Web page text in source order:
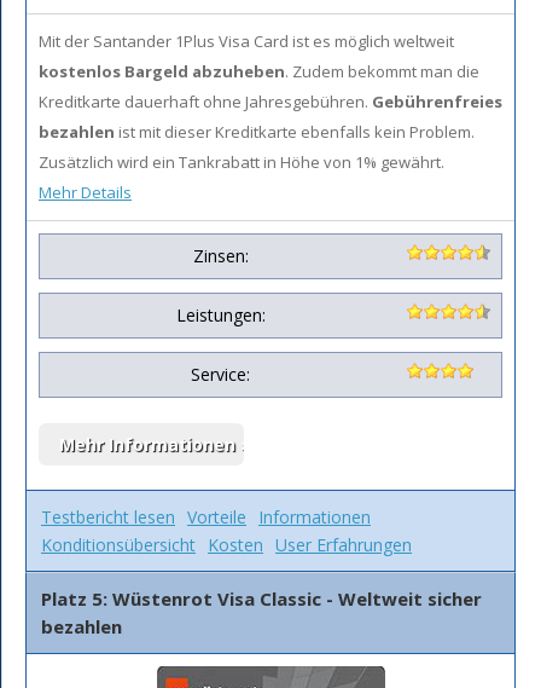
Mit der Santander 1Plus Visa Card ist es möglich weltweit
kostenlos Bargeld abzuheben. Zudem bekommt man die
Kreditkarte dauerhaft ohne Jahresgebühren. Gebührenfreies
bezahlen ist mit dieser Kreditkarte ebenfalls kein Problem.
Zusätzlich wird ein Tankrabatt in Höhe von 1% gewährt.
Mehr Details
Zinsen:
Leistungen:
Service:
Testbericht lesen Vorteile
Informationen
Konditionsübersicht Kosten User Erfahrungen
Platz 5: Wüstenrot Visa Classic - Weltweit sicher
bezahlen